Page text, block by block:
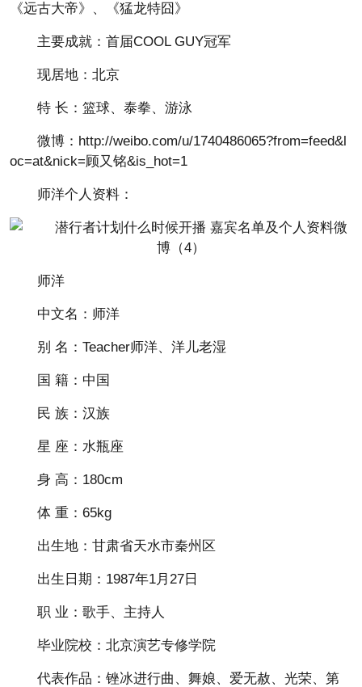
《远古大帝》、《猛龙特囧》
主要成就：首届COOL GUY冠军
现居地：北京
特 长：篮球、泰拳、游泳
微博：http://weibo.com/u/1740486065?from=feed&l
oc=at&nick=顾又铭&is_hot=1
师洋个人资料：
师洋
中文名：师洋
别 名：Teacher师洋、洋儿老湿
国 籍：中国
民 族：汉族
星 座：水瓶座
身 高：180cm
体 重：65kg
出生地：甘肃省天水市秦州区
出生日期：1987年1月27日
职 业：歌手、主持人
毕业院校：北京演艺专修学院
代表作品：锉冰进行曲、舞娘、爱无赦、光荣、第